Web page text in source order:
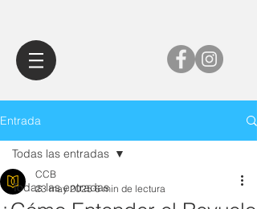
Entrada
Todas las entradas
Todas las entradas
CCB
23 may 2025 6 min de lectura